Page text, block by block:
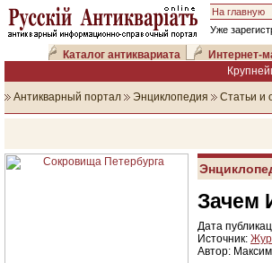
На главную
Уже
Каталог антиквариата Интернет-
Антикварный портал Энциклопедия Статьи и
Зачем
Дата
Источник:
Автор: